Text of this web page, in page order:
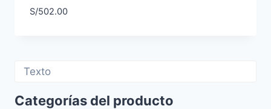
S/502.00
Categorías del producto